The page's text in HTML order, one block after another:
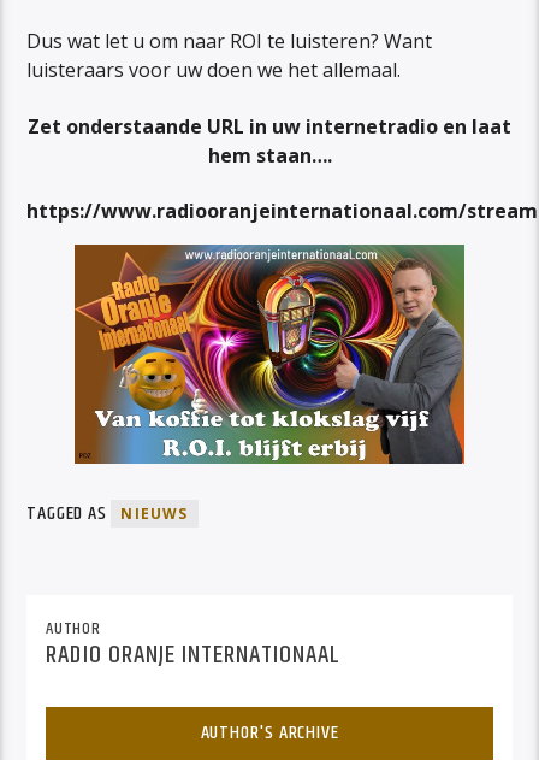
Dus wat let u om naar ROI te luisteren? Want
luisteraars voor uw doen we het allemaal.
Zet onderstaande URL in uw internetradio en laat
hem staan….
https://www.radiooranjeinternationaal.com/stream
TAGGED AS NIEUWS
AUTHOR
RADIO ORANJE INTERNATIONAAL
AUTHOR'S ARCHIVE